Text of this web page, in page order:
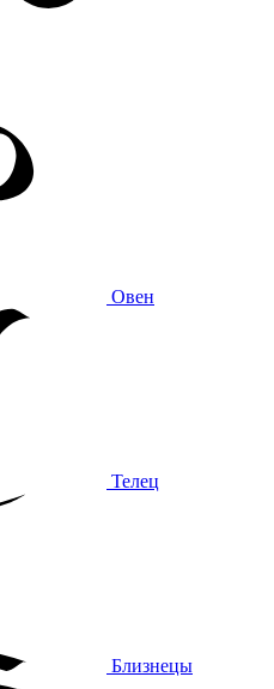
Овен
Телец
Близнецы